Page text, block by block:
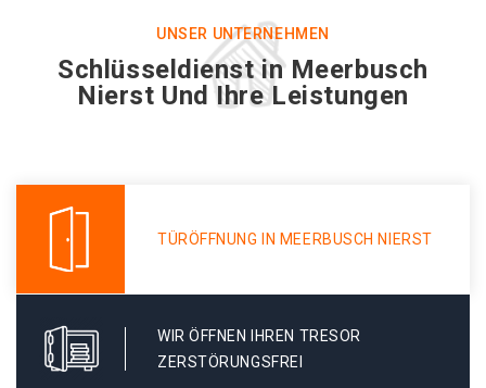
UNSER UNTERNEHMEN
Schlüsseldienst in Meerbusch
Nierst Und Ihre Leistungen
TÜRÖFFNUNG IN MEERBUSCH NIERST
WIR ÖFFNEN IHREN TRESOR
ZERSTÖRUNGSFREI